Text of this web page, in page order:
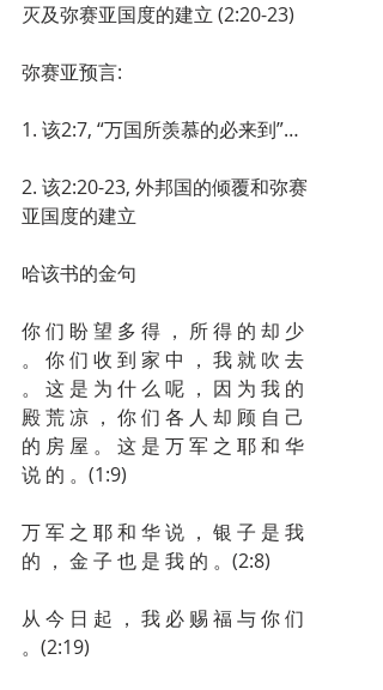
灭及弥赛亚国度的建立 (2:20-23)
弥赛亚预言:
1. 该2:7, “万国所羡慕的必来到”…
2. 该2:20-23, 外邦国的倾覆和弥赛
亚国度的建立
哈该书的金句
你 们 盼 望 多 得 ， 所 得 的 却 少
。 你 们 收 到 家 中 ， 我 就 吹 去
。 这 是 为 什 么 呢 ， 因 为 我 的
殿 荒 凉 ， 你 们 各 人 却 顾 自 己
的 房 屋 。 这 是 万 军 之 耶 和 华
说 的 。(1:9)
万 军 之 耶 和 华 说 ， 银 子 是 我
的 ， 金 子 也 是 我 的 。(2:8)
从 今 日 起 ， 我 必 赐 福 与 你 们
。(2:19)